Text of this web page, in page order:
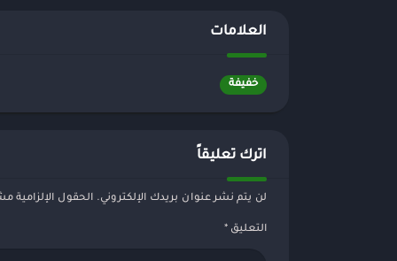
العلامات
خفيفة
اترك تعليقاً
لن يتم نشر عنوان بريدك الإلكتروني. الحقول الإلزامية
التعليق *